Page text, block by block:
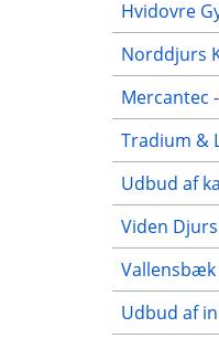
Hvidovre
Norddjurs
Mercantec
Tradium &
Udbud af
Viden
Vallensbæk
Udbud af